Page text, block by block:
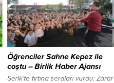
Öğrenciler Sahne Kepez ile
coştu – Birlik Haber Ajansı
Serik’te fırtına seraları vurdu: Zarar